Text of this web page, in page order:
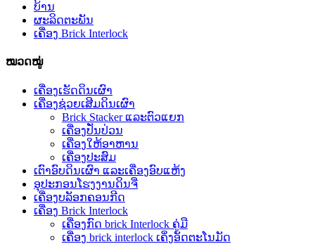
ບ້ານ
ຜະລິດຕະພັນ
ເຄື່ອງ Brick Interlock
ໝວດໝູ່
ເຄື່ອງເຮັດດິນເຜົາ
ເຄື່ອງຊ່ວຍເສີມດິນເຜົາ
Brick Stacker ແລະຕົວແຍກ
ເຄື່ອງປັ່ນປ່ວນ
ເຄື່ອງໃຫ້ອາຫານ
ເຄື່ອງປະສົມ
ເຕົາອົບດິນເຜົາ ແລະເຄື່ອງອົບແຫ້ງ
ອຸປະກອນໂຮງງານດິນຈີ່
ເຄື່ອງບລັອກຄອນກີດ
ເຄື່ອງ Brick Interlock
ເຄື່ອງກົດ brick Interlock ຄູ່ມື
ເຄື່ອງ brick interlock ເຄິ່ງອັດຕະໂນມັດ